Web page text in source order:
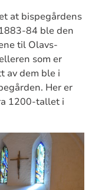
at bispegårdens
84 ble den
til Olavs-
som er
av dem ble i
Her er
1200-tallet i